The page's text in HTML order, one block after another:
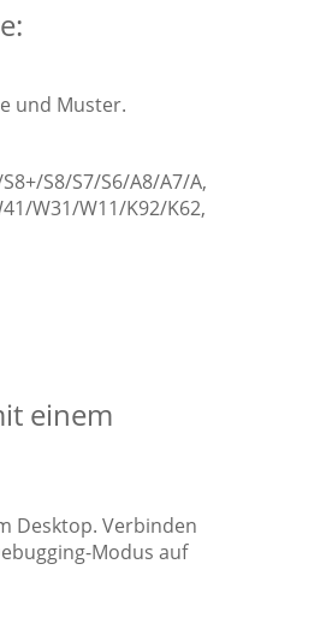
und Muster.
S8/S7/S6/A8/A7/A,
W31/W11/K92/K62,
einem
Desktop. Verbinden
Modus auf